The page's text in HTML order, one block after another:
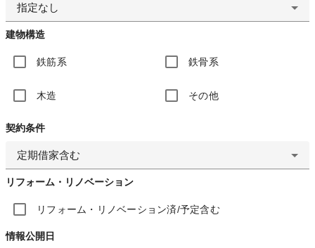
指定なし
建物構造
鉄筋系 鉄骨系
木造 その他
契約条件
定期借家含む
リフォーム・リノベーション
リフォーム・リノベーション済/予定含む
情報公開日